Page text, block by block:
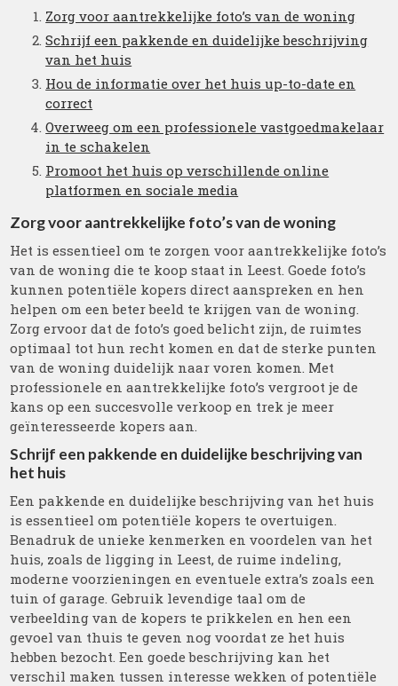
Zorg voor aantrekkelijke foto’s van de woning
Schrijf een pakkende en duidelijke beschrijving
van het huis
Hou de informatie over het huis up-to-date en
correct
Overweeg om een professionele vastgoedmakelaar
in te schakelen
Promoot het huis op verschillende online
platformen en sociale media
Zorg voor aantrekkelijke foto’s van de woning
Het is essentieel om te zorgen voor aantrekkelijke foto’s
van de woning die te koop staat in Leest. Goede foto’s
kunnen potentiële kopers direct aanspreken en hen
helpen om een beter beeld te krijgen van de woning.
Zorg ervoor dat de foto’s goed belicht zijn, de ruimtes
optimaal tot hun recht komen en dat de sterke punten
van de woning duidelijk naar voren komen. Met
professionele en aantrekkelijke foto’s vergroot je de
kans op een succesvolle verkoop en trek je meer
geïnteresseerde kopers aan.
Schrijf een pakkende en duidelijke beschrijving van
het huis
Een pakkende en duidelijke beschrijving van het huis
is essentieel om potentiële kopers te overtuigen.
Benadruk de unieke kenmerken en voordelen van het
huis, zoals de ligging in Leest, de ruime indeling,
moderne voorzieningen en eventuele extra’s zoals een
tuin of garage. Gebruik levendige taal om de
verbeelding van de kopers te prikkelen en hen een
gevoel van thuis te geven nog voordat ze het huis
hebben bezocht. Een goede beschrijving kan het
verschil maken tussen interesse wekken of potentiële